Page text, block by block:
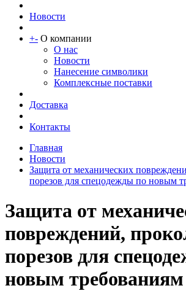
Новости
+- О компании
О нас
Новости
Нанесение символики
Комплексные поставки
Доставка
Контакты
Главная
Новости
Защита от механических
порезов для спецодежды по новым
Защита от
повреждений,
порезов для
новым